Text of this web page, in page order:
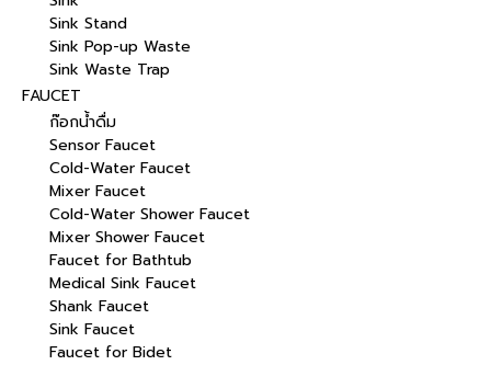
Sink Stand
Sink Pop-up Waste
Sink Waste Trap
FAUCET
ก๊อกน้ำดื่ม
Sensor Faucet
Cold-Water Faucet
Mixer Faucet
Cold-Water Shower Faucet
Mixer Shower Faucet
Faucet for Bathtub
Medical Sink Faucet
Shank Faucet
Sink Faucet
Faucet for Bidet